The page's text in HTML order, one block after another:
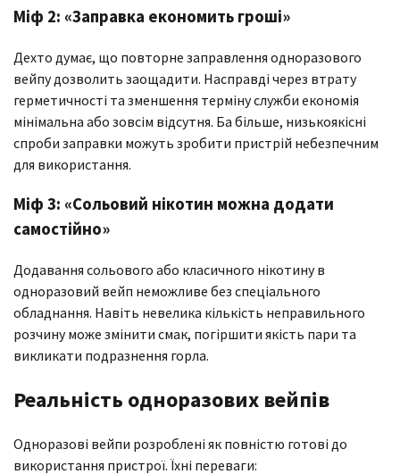
Міф 2: «Заправка економить гроші»
Дехто думає, що повторне заправлення одноразового
вейпу дозволить заощадити. Насправді через втрату
герметичності та зменшення терміну служби економія
мінімальна або зовсім відсутня. Ба більше, низькоякісні
спроби заправки можуть зробити пристрій небезпечним
для використання.
Міф 3: «Сольовий нікотин можна додати
самостійно»
Додавання сольового або класичного нікотину в
одноразовий вейп неможливе без спеціального
обладнання. Навіть невелика кількість неправильного
розчину може змінити смак, погіршити якість пари та
викликати подразнення горла.
Реальність одноразових вейпів
Одноразові вейпи розроблені як повністю готові до
використання пристрої. Їхні переваги: